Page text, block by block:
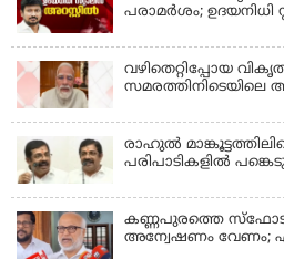
പരാമര്‍ശം; ഉദയനിധി
വഴിതെറ്റിപ്പോയ
സമരത്തിനിടെയിലെ
രാഹുല്‍
പരിപാടികളില്‍
കണ്ണപുരത്തെ
അന്വേഷണം വേണം;